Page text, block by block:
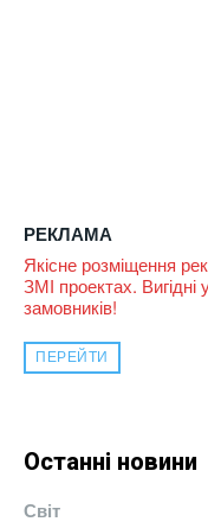
РЕКЛАМА
Якісне розміщення
ЗМІ проектах. Вигідні
замовників!
ПЕРЕЙТИ
Останні новини
Світ